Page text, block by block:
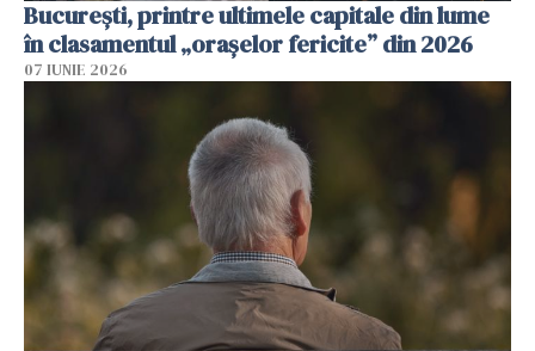
București, printre ultimele capitale din lume
în clasamentul „orașelor fericite” din 2026
07 IUNIE 2026